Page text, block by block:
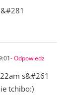
- Odpowiedz
s&#261
tchibo:)